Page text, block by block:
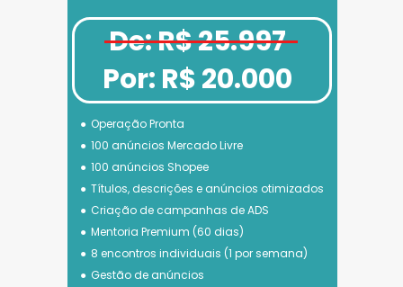
Operação Pronta
100 anúncios Mercado Livre
100 anúncios Shopee
Títulos, descrições e anúncios otimizados
Criação de campanhas de ADS
Mentoria Premium (60 dias)
8 encontros individuais (1 por semana)
Gestão de anúncios
De: R$ 25.997
Por: R$ 20.000